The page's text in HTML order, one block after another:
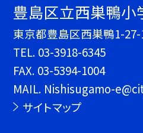
豊島区立西巣鴨小
東京都豊島区西巣鴨1-27-
TEL. 03-3918-6345
FAX. 03-5394-1004
MAIL. Nishisugamo-
サイトマップ